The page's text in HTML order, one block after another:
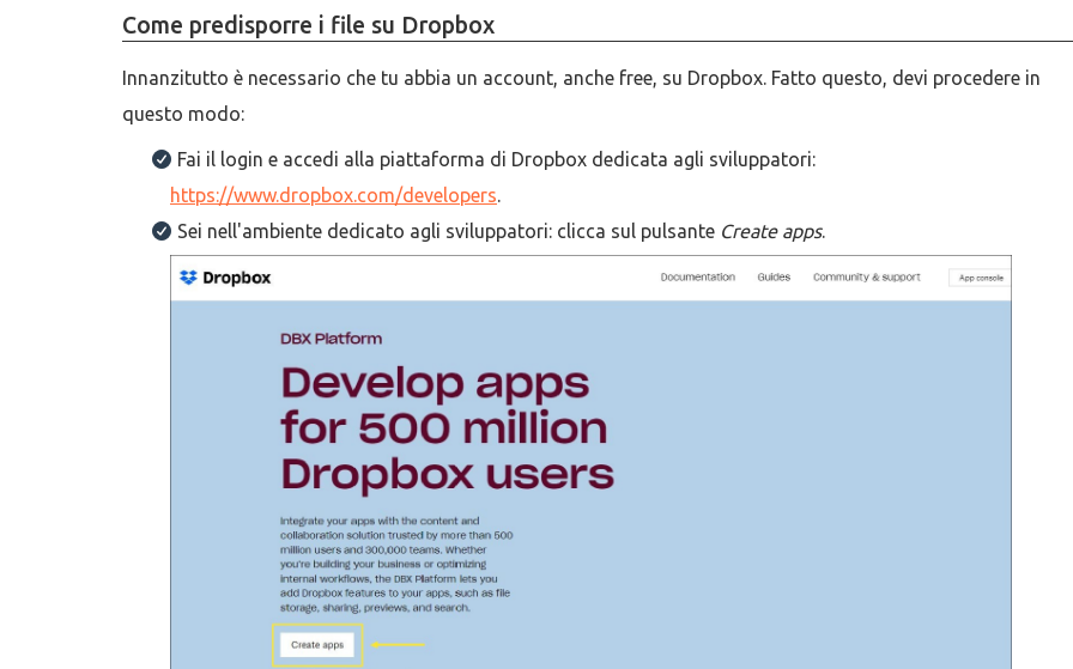
Come predisporre i file su Dropbox
Innanzitutto è necessario che tu abbia un account, anche free, su Dropbox. Fatto questo, devi procedere in
questo modo:
Fai il login e accedi alla piattaforma di Dropbox dedicata agli sviluppatori:
https://www.dropbox.com/developers.
Sei nell'ambiente dedicato agli sviluppatori: clicca sul pulsante Create apps.